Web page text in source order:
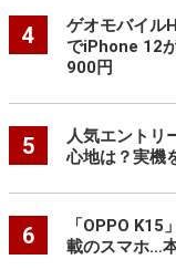
4
ゲオモバイル
でiPhone 12
900円
5
人気エントリ
心地は？実機
6
「OPPO
載のスマホ…